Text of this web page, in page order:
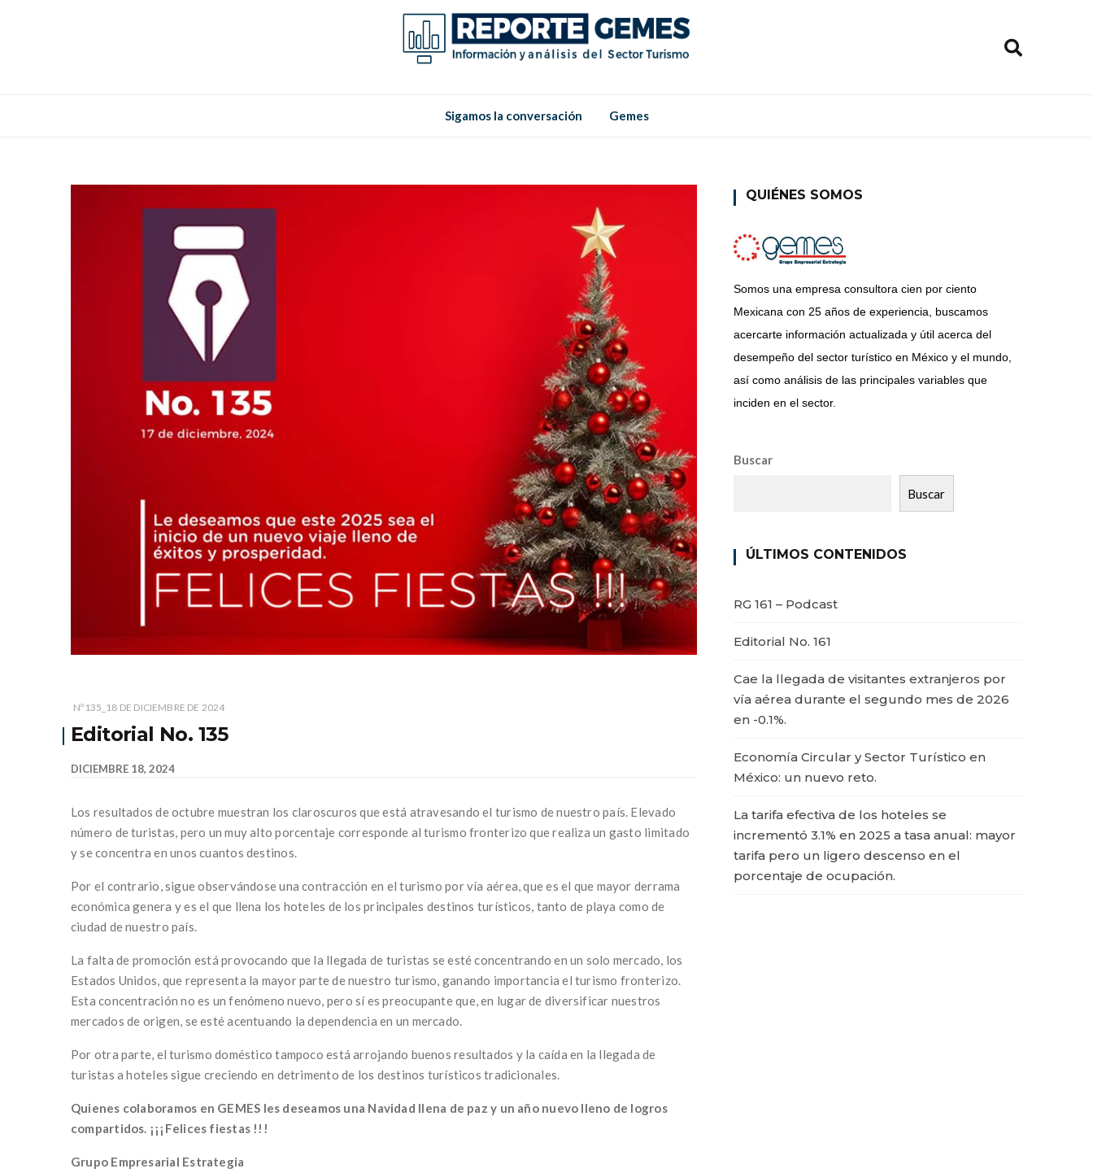
Sigamos la conversación
Gemes
Nº135_18 DE DICIEMBRE DE 2024
Editorial No. 135
DICIEMBRE 18, 2024
Los resultados de octubre muestran los claroscuros que está atravesando el turismo de nuestro país. Elevado
número de turistas, pero un muy alto porcentaje corresponde al turismo fronterizo que realiza un gasto limitado
y se concentra en unos cuantos destinos.
Por el contrario, sigue observándose una contracción en el turismo por vía aérea, que es el que mayor derrama
económica genera y es el que llena los hoteles de los principales destinos turísticos, tanto de playa como de
ciudad de nuestro país.
La falta de promoción está provocando que la llegada de turistas se esté concentrando en un solo mercado, los
Estados Unidos, que representa la mayor parte de nuestro turismo, ganando importancia el turismo fronterizo.
Esta concentración no es un fenómeno nuevo, pero sí es preocupante que, en lugar de diversificar nuestros
mercados de origen, se esté acentuando la dependencia en un mercado.
Por otra parte, el turismo doméstico tampoco está arrojando buenos resultados y la caída en la llegada de
turistas a hoteles sigue creciendo en detrimento de los destinos turísticos tradicionales.
Quienes colaboramos en GEMES les deseamos una Navidad llena de paz y un año nuevo lleno de logros
compartidos. ¡¡¡Felices fiestas !!!
Grupo Empresarial Estrategia
QUIÉNES SOMOS
Somos una empresa consultora cien por ciento
Mexicana con 25 años de experiencia, buscamos
acercarte información actualizada y útil acerca del
desempeño del sector turístico en México y el mundo,
así como análisis de las principales variables que
inciden en el sector.
Buscar
Buscar
ÚLTIMOS CONTENIDOS
RG 161 – Podcast
Editorial No. 161
Cae la llegada de visitantes extranjeros por
vía aérea durante el segundo mes de 2026
en -0.1%.
Economía Circular y Sector Turístico en
México: un nuevo reto.
La tarifa efectiva de los hoteles se
incrementó 3.1% en 2025 a tasa anual: mayor
tarifa pero un ligero descenso en el
porcentaje de ocupación.